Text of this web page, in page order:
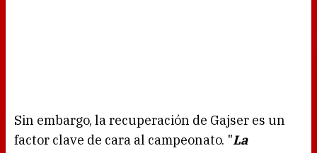
Sin embargo, la recuperación de Gajser es un
factor clave de cara al campeonato. "La